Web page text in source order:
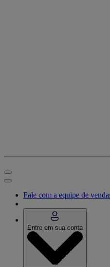
Fale com a equipe de
Entre em sua conta